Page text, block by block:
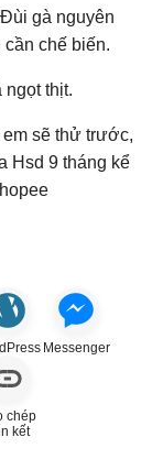
gà nguyên
chế biến.
ngọt thịt.
em sẽ thử trước,
Hsd 9 tháng kể
Messenger
chép
kết